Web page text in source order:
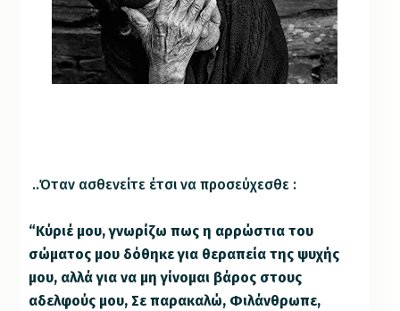
..Όταν ασθενείτε έτσι να προσεύχεσθε :
“Κύριέ μου, γνωρίζω πως η αρρώστια του
σώματος μου δόθηκε για θεραπεία της ψυχής
μου, αλλά για να μη γίνομαι βάρος στους
αδελφούς μου, Σε παρακαλώ, Φιλάνθρωπε,